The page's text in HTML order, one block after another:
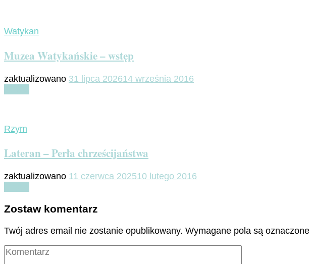
Watykan
Muzea Watykańskie – wstęp
zaktualizowano 31 lipca 202614 września 2016
Rzym
Lateran – Perła chrześcijaństwa
zaktualizowano 11 czerwca 202510 lutego 2016
Zostaw komentarz
Twój adres email nie zostanie opublikowany. Wymagane pola są oznaczone